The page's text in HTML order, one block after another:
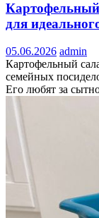
Картофельный
для
05.06.2026 admin
Картофельный
семейных
Его любят за